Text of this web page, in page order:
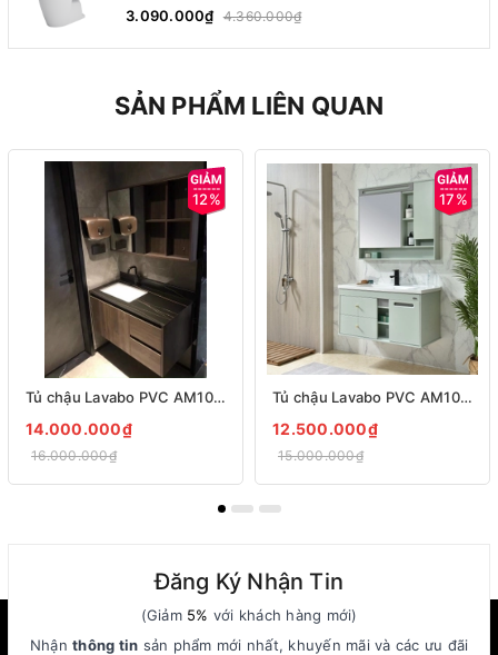
3.090.000₫ 4.360.000₫
SẢN PHẨM LIÊN QUAN
12%
Tủ chậu Lavabo PVC AM1070
14.000.000₫
16.000.000₫
17%
Tủ chậu Lavabo PVC AM1011
12.500.000₫
15.000.000₫
Đăng Ký Nhận Tin
(Giảm 5% với khách hàng mới)
Nhận thông tin sản phẩm mới nhất, khuyến mãi và các ưu đãi